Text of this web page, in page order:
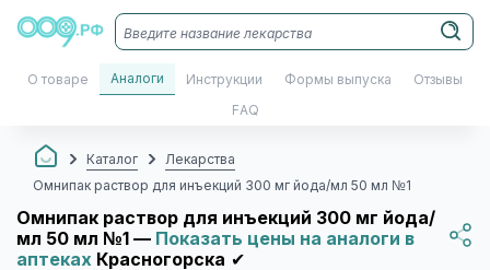
О товаре Аналоги Инструкции Формы выпуска Отзывы
FAQ
Каталог
Лекарства
Омнипак раствор для инъекций 300 мг йода/мл 50 мл №1
Омнипак раствор для инъекций 300 мг йода/
мл 50 мл №1 — Показать цены на аналоги в
аптеках Красногорска ✔